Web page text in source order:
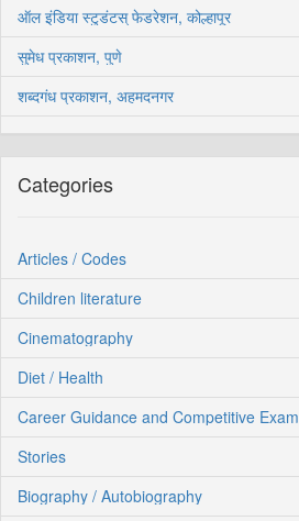
ऑल इंडिया स्टुडंटस् फेडरेशन, कोल्हापूर
सुमेध प्रकाशन, पुणे
शब्दगंध प्रकाशन, अहमदनगर
Categories
Articles / Codes
Children literature
Cinematography
Diet / Health
Career Guidance and Competitive Exam
Stories
Biography / Autobiography